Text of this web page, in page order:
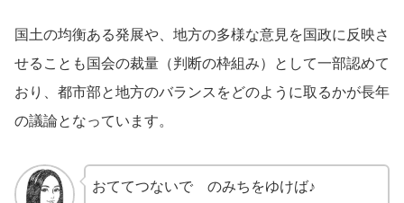
国土の均衡ある発展や、地方の多様な意見を国政に反映さ
せることも国会の裁量（判断の枠組み）として一部認めて
おり、都市部と地方のバランスをどのように取るかが長年
の議論となっています。
おててつないで のみちをゆけば♪